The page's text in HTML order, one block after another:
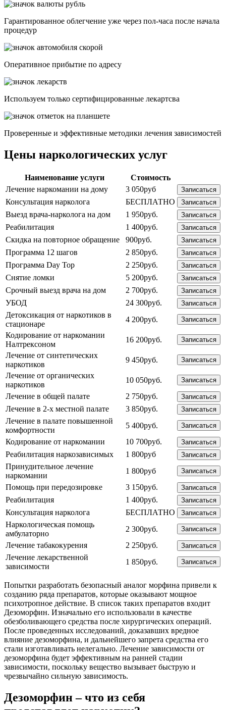
Гарантированное облегчение уже через пол-часа после начала
процедур
Опеpативное прибытие по адресу
Используем только сертифицированные лекартсва
Проверенные и эффективные методики лечения зависимостей
Цены наркологических услуг
Наименование услуги
Стоимость
Лечение наркомании на дому
3 050руб Записаться
Консультация нарколога БЕСПЛАТНО Записаться
Выезд врача-нарколога на дом 1 950руб. Записаться
Реабилитация 1 400руб. Записаться
Скидка на повторное обращение 900руб. Записаться
Программа 12 шагов 2 850руб. Записаться
Программа Day Top 2 250руб. Записаться
Снятие ломки 5 200руб. Записаться
Срочный выезд врача на дом 2 700руб. Записаться
УБОД 24 300руб. Записаться
Детоксикация от наркотиков в
стационаре
4 200руб. Записаться
Кодирование от наркомании
Налтрексоном
16 200руб. Записаться
Лечение от синтетических
наркотиков
9 450руб. Записаться
Лечение от органических
наркотиков
10 050руб. Записаться
Лечение в общей палате 2 750руб. Записаться
Лечение в 2-х местной палате 3 850руб. Записаться
Лечение в палате повышенной
комфортности
5 400руб. Записаться
Кодирование от наркомании 10 700руб. Записаться
Реабилитация наркозависимых 1 800руб Записаться
Принудительное лечение
наркомании
1 800руб Записаться
Помощь при передозировке 3 150руб. Записаться
Реабилитация 1 400руб. Записаться
Консультация нарколога БЕСПЛАТНО Записаться
Наркологическая помощь
амбулаторно
2 300руб. Записаться
Лечение табакокурения 2 250руб. Записаться
Лечение лекарственной
зависимости
1 850руб. Записаться
Попытки разработать безопасный аналог морфина привели к
созданию ряда препаратов, которые оказывают мощное
психотропное действие. В список таких препаратов входит
Дезоморфин. Изначально его использовали в качестве
обезболивающего средства после хирургических операций.
После проведенных исследований, доказавших вредное
влияние дезоморфина, и дальнейшего запрета средства его
стали изготавливать нелегально. Лечение зависимости от
дезоморфина будет эффективным на ранней стадии
зависимости, поскольку вещество вызывает быструю и
чрезвычайно сильную зависимость.
Дезоморфин – что из себя